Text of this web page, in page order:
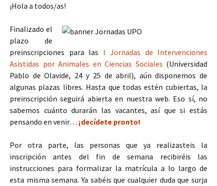
¡Hola a todos/as!
Finalizado el
plazo de
preinscripciones para las I Jornadas de Intervenciones
Asistidas por Animales en Ciencias Sociales (Universidad
Pablo de Olavide, 24 y 25 de abril), aún disponemos de
algunas plazas libres. Hasta que todas estén cubiertas, la
preinscripción seguirá abierta en nuestra web. Eso sí, no
sabemos cuánto durarán las vacantes, así que si estás
pensando en venir… ¡decídete pronto!
Por otra parte, las personas que ya realizasteis la
inscripción antes del fin de semana recibiréis las
instrucciones para formalizar la matrícula a lo largo de
esta misma semana. Ya sabéis que cualquier duda que surja